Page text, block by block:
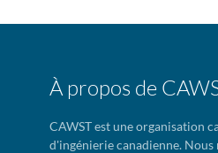
À propos de
CAWST est une organisation
d'ingénierie canadienne. Nous